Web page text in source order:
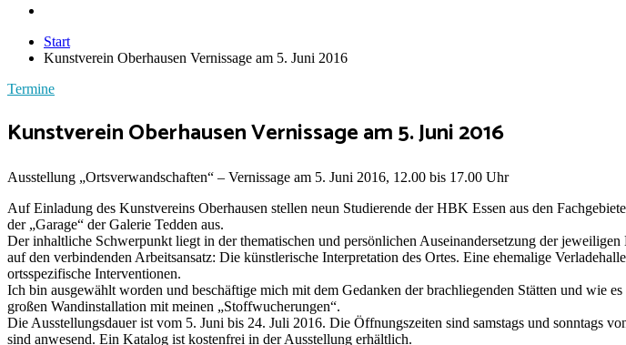
Start
Kunstverein Oberhausen Vernissage am 5. Juni 2016
Termine
Kunstverein Oberhausen Vernissage am 5. Juni 2016
Ausstellung „Ortsverwandschaften“ – Vernissage am 5. Juni 2016, 12.00 bis 17.00 Uhr
Auf Einladung des Kunstvereins Oberhausen stellen neun Studierende der HBK Essen aus den
der „Garage“ der Galerie Tedden aus.
Der inhaltliche Schwerpunkt liegt in der thematischen und persönlichen Auseinandersetzung der
auf den verbindenden Arbeitsansatz: Die künstlerische Interpretation des Ortes. Eine ehemalige
ortsspezifische Interventionen.
Ich bin ausgewählt worden und beschäftige mich mit dem Gedanken der brachliegenden Stätten und wie
großen Wandinstallation mit meinen „Stoffwucherungen“.
Die Ausstellungsdauer ist vom 5. Juni bis 24. Juli 2016. Die Öffnungszeiten sind samstags und sonntags
sind anwesend. Ein Katalog ist kostenfrei in der Ausstellung erhältlich.